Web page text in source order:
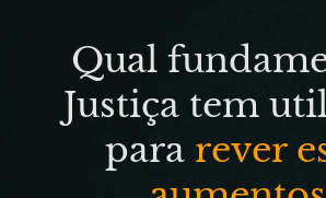
Qual
Justiça tem
para rever